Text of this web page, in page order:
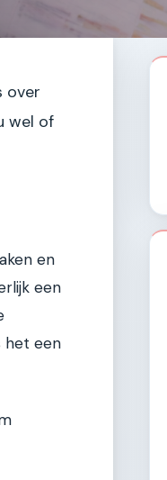
over
wel of
en
een
het een